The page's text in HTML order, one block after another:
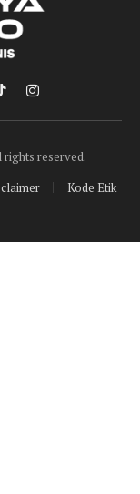
Instagram
rights reserved.
Kode Etik